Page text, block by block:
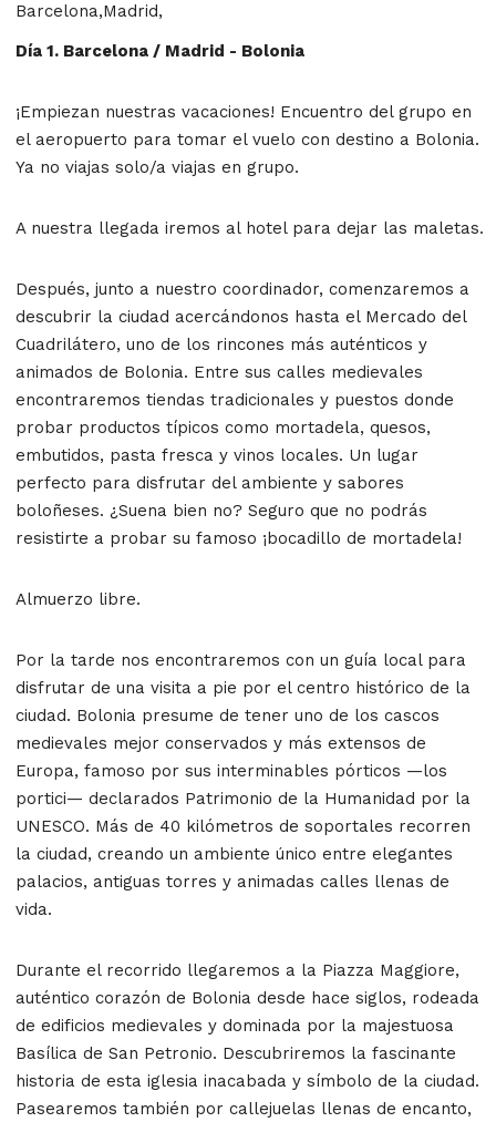
Barcelona,Madrid,
Día 1. Barcelona / Madrid - Bolonia
¡Empiezan nuestras vacaciones! Encuentro del grupo en
el aeropuerto para tomar el vuelo con destino a Bolonia.
Ya no viajas solo/a viajas en grupo.
A nuestra llegada iremos al hotel para dejar las maletas.
Después, junto a nuestro coordinador, comenzaremos a
descubrir la ciudad acercándonos hasta el Mercado del
Cuadrilátero, uno de los rincones más auténticos y
animados de Bolonia. Entre sus calles medievales
encontraremos tiendas tradicionales y puestos donde
probar productos típicos como mortadela, quesos,
embutidos, pasta fresca y vinos locales. Un lugar
perfecto para disfrutar del ambiente y sabores
boloñeses. ¿Suena bien no? Seguro que no podrás
resistirte a probar su famoso ¡bocadillo de mortadela!
Almuerzo libre.
Por la tarde nos encontraremos con un guía local para
disfrutar de una visita a pie por el centro histórico de la
ciudad. Bolonia presume de tener uno de los cascos
medievales mejor conservados y más extensos de
Europa, famoso por sus interminables pórticos —los
portici— declarados Patrimonio de la Humanidad por la
UNESCO. Más de 40 kilómetros de soportales recorren
la ciudad, creando un ambiente único entre elegantes
palacios, antiguas torres y animadas calles llenas de
vida.
Durante el recorrido llegaremos a la Piazza Maggiore,
auténtico corazón de Bolonia desde hace siglos, rodeada
de edificios medievales y dominada por la majestuosa
Basílica de San Petronio. Descubriremos la fascinante
historia de esta iglesia inacabada y símbolo de la ciudad.
Pasearemos también por callejuelas llenas de encanto,